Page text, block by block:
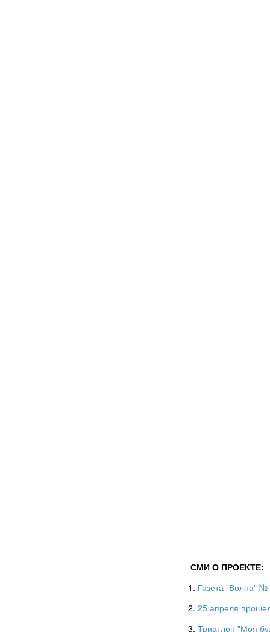
СМИ О ПРОЕКТЕ:
1. Газета "Волна"
2. 25 апреля
3. Триатлон "Моя